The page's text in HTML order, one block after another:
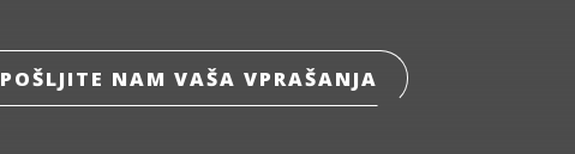
POŠLJITE NAM VAŠA VPRAŠANJA